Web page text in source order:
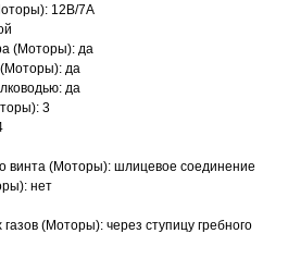
12В/7А
(Моторы): да
(Моторы): да
да
3
винта (Моторы): шлицевое соединение
нет
(Моторы): через ступицу гребного